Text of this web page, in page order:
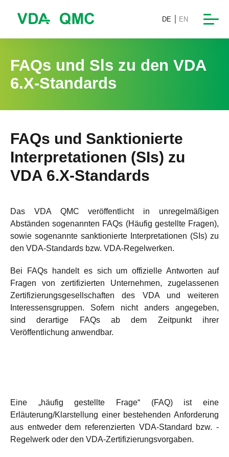
DE EN
FAQs und Sls zu den VDA
6.X-Standards
FAQs und Sanktionierte
Interpretationen (SIs) zu
VDA 6.X-Standards
Das VDA QMC veröffentlicht in unregelmäßigen
Abständen sogenannten FAQs (Häufig gestellte Fragen),
sowie sogenannte sanktionierte Interpretationen (SIs) zu
den VDA-Standards bzw. VDA-Regelwerken.
Bei FAQs handelt es sich um offizielle Antworten auf
Fragen von zertifizierten Unternehmen, zugelassenen
Zertifizierungsgesellschaften des VDA und weiteren
Interessensgruppen. Sofern nicht anders angegeben,
sind derartige FAQs ab dem Zeitpunkt ihrer
Veröffentlichung anwendbar.
Eine „häufig gestellte Frage“ (FAQ) ist eine
Erläuterung/Klarstellung einer bestehenden Anforderung
aus entweder dem referenzierten VDA-Standard bzw. -
Regelwerk oder den VDA-Zertifizierungsvorgaben.